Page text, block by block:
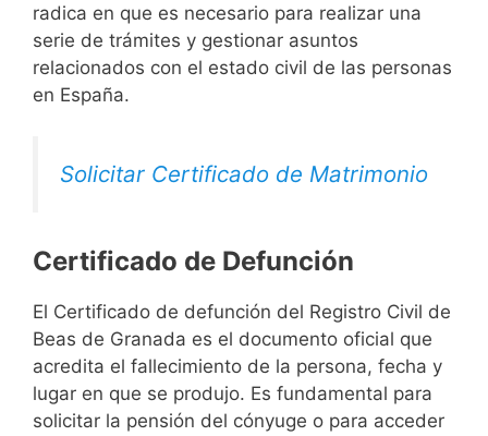
radica en que es necesario para realizar una
serie de trámites y gestionar asuntos
relacionados con el estado civil de las personas
en España.
Solicitar Certificado de Matrimonio
Certificado de Defunción
El Certificado de defunción del Registro Civil de
Beas de Granada es el documento oficial que
acredita el fallecimiento de la persona, fecha y
lugar en que se produjo. Es fundamental para
solicitar la pensión del cónyuge o para acceder